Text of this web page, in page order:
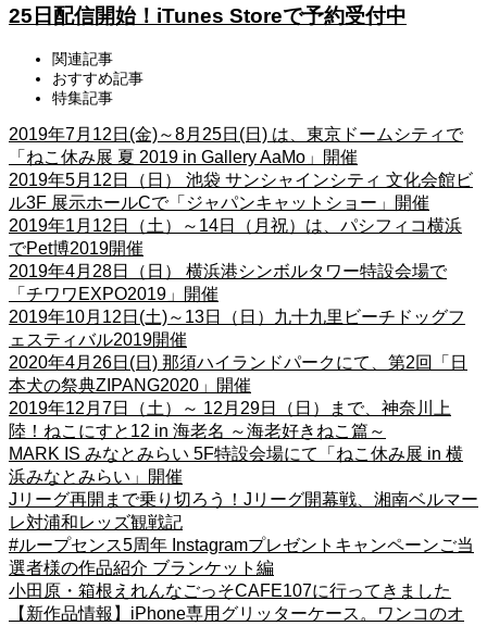
25日配信開始！iTunes Storeで予約受付中
関連記事
おすすめ記事
特集記事
2019年7月12日(金)～8月25日(日) は、東京ドームシティで
「ねこ休み展 夏 2019 in Gallery AaMo」開催
2019年5月12日（日） 池袋 サンシャインシティ 文化会館ビ
ル3F 展示ホールCで「ジャパンキャットショー」開催
2019年1月12日（土）～14日（月祝）は、パシフィコ横浜
でPet博2019開催
2019年4月28日（日） 横浜港シンボルタワー特設会場で
「チワワEXPO2019」開催
2019年10月12日(土)～13日（日）九十九里ビーチドッグフ
ェスティバル2019開催
2020年4月26日(日) 那須ハイランドパークにて、第2回「日
本犬の祭典ZIPANG2020」開催
2019年12月7日（土）～ 12月29日（日）まで、神奈川上
陸！ねこにすと12 in 海老名 ～海老好きねこ篇～
MARK IS みなとみらい 5F特設会場にて「ねこ休み展 in 横
浜みなとみらい」開催
Jリーグ再開まで乗り切ろう！Jリーグ開幕戦、湘南ベルマー
レ対浦和レッズ観戦記
#ループセンス5周年 Instagramプレゼントキャンペーンご当
選者様の作品紹介 ブランケット編
小田原・箱根えれんなごっそCAFE107に行ってきました
【新作品情報】iPhone専用グリッターケース。ワンコのオ